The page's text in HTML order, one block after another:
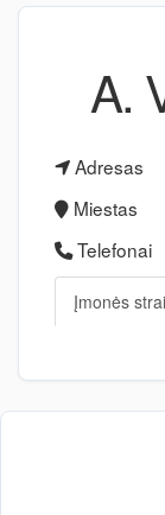
A.
Adresas
Miestas
Telefonai
Įmonės